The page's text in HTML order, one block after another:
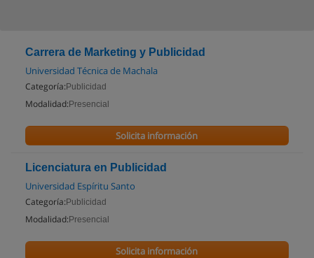
Carrera de Marketing y Publicidad
Universidad Técnica de Machala
Categoría: Publicidad
Modalidad: Presencial
Solicita información
Licenciatura en Publicidad
Universidad Espíritu Santo
Categoría: Publicidad
Modalidad: Presencial
Solicita información